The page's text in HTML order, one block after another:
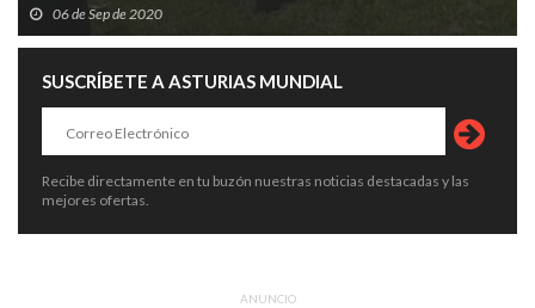
06 de Sep de 2020
SUSCRÍBETE A ASTURIAS MUNDIAL
Recibe directamente en tu buzón nuestras noticias destacadas y las
mejores ofertas.
ANUNCIO